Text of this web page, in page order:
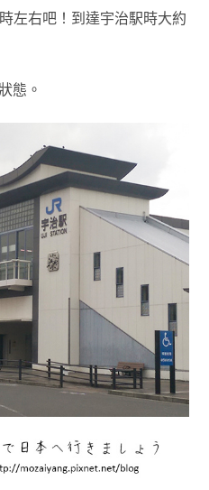
左右吧！到達宇治駅時大約
態。